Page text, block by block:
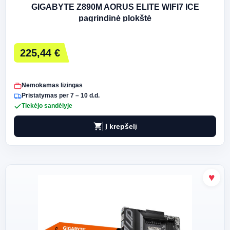
GIGABYTE Z890M AORUS ELITE WIFI7 ICE
pagrindinė plokštė
225,44 €
Nemokamas lizingas
Pristatymas per 7 – 10 d.d.
Tiekėjo sandėlyje
shopping_cart Į krepšelį